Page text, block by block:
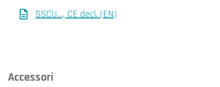
SSCU..., CE decl. (EN)
Accessori